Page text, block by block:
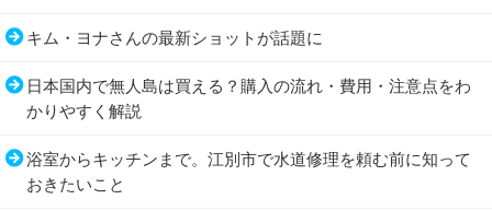
キム・ヨナさんの最新ショットが話題に
日本国内で無人島は買える？購入の流れ・費用・注意点をわ
かりやすく解説
浴室からキッチンまで。江別市で水道修理を頼む前に知って
おきたいこと